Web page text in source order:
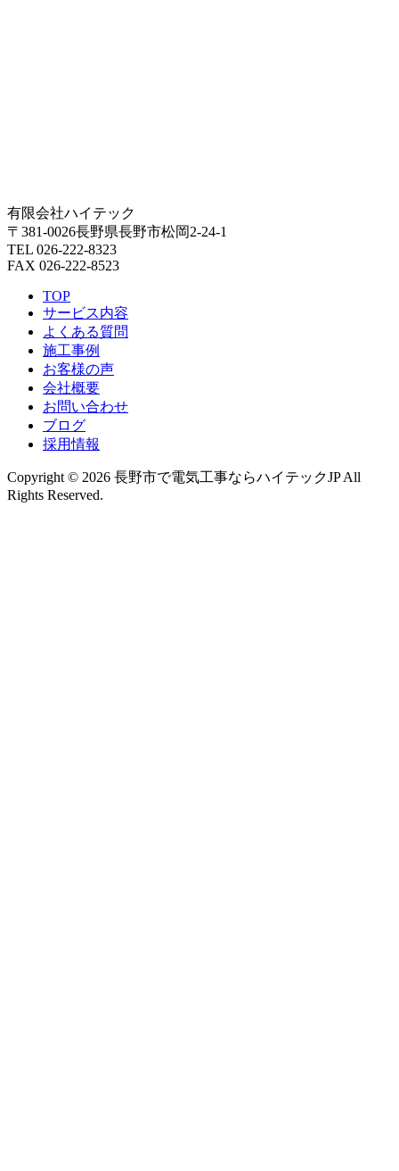
有限会社ハイテック
〒381-0026長野県長野市松岡2-24-1
TEL 026-222-8323
FAX 026-222-8523
TOP
サービス内容
よくある質問
施工事例
お客様の声
会社概要
お問い合わせ
ブログ
採用情報
Copyright © 2026 長野市で電気工事ならハイテックJP All
Rights Reserved.